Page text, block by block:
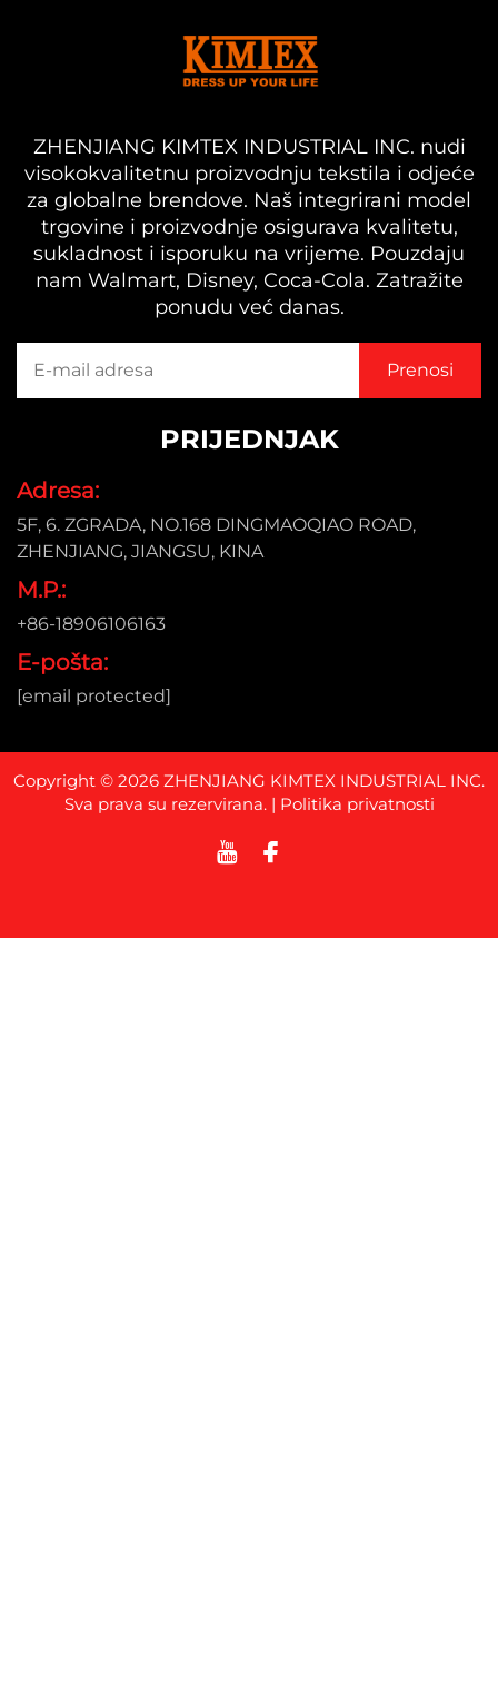
ZHENJIANG KIMTEX INDUSTRIAL INC. nudi
visokokvalitetnu proizvodnju tekstila i odjeće
za globalne brendove. Naš integrirani model
trgovine i proizvodnje osigurava kvalitetu,
sukladnost i isporuku na vrijeme. Pouzdaju
nam Walmart, Disney, Coca-Cola. Zatražite
ponudu već danas.
PRIJEDNJAK
Adresa:
5F, 6. ZGRADA, NO.168 DINGMAOQIAO ROAD,
ZHENJIANG, JIANGSU, KINA
M.P.:
+86-18906106163
E-pošta:
[email protected]
Copyright © 2026 ZHENJIANG KIMTEX INDUSTRIAL INC.
Sva prava su rezervirana. | Politika privatnosti